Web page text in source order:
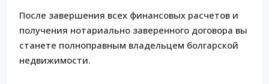
После завершения всех финансовых расчетов и
получения нотариально заверенного договора вы
станете полноправным владельцем болгарской
недвижимости.